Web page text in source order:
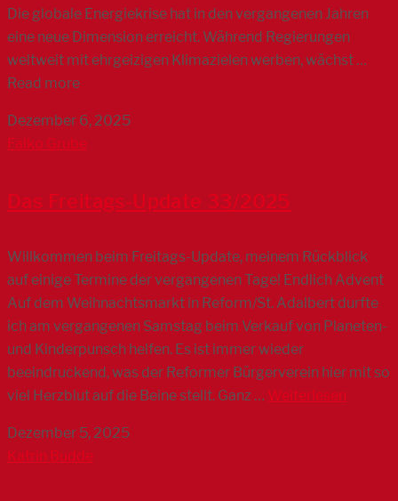
Die globale Energiekrise hat in den vergangenen Jahren
eine neue Dimension erreicht. Während Regierungen
weltweit mit ehrgeizigen Klimazielen werben, wächst …
Read more
Dezember 6, 2025
Falko Grube
Das Freitags-Update 33/2025
Willkommen beim Freitags-Update, meinem Rückblick
auf einige Termine der vergangenen Tage! Endlich Advent
Auf dem Weihnachtsmarkt in Reform/St. Adalbert durfte
ich am vergangenen Samstag beim Verkauf von Planeten-
und Kinderpunsch helfen. Es ist immer wieder
beeindruckend, was der Reformer Bürgerverein hier mit so
viel Herzblut auf die Beine stellt. Ganz … Weiterlesen
Dezember 5, 2025
Katrin Budde